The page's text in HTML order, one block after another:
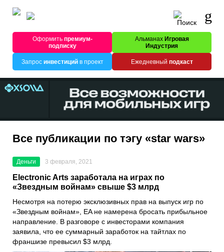
Оформитьпремиум-
подписку
Альманах Игровая
Индустрия
Запрос инвестицийв проект Ежедневный подкаст
Все публикации по тэгу «star wars»
Деньги 3 февраля, 2021
Electronic Arts заработала на играх по
«Звездным войнам» свыше $3 млрд
Несмотря на потерю эксклюзивных прав на выпуск игр по
«Звездным войнам» EA не намерена бросать прибыльное
направление. В разговоре с инвесторами компания
заявила, что ее суммарный заработок на тайтлах по
франшизе превысил $3 млрд.